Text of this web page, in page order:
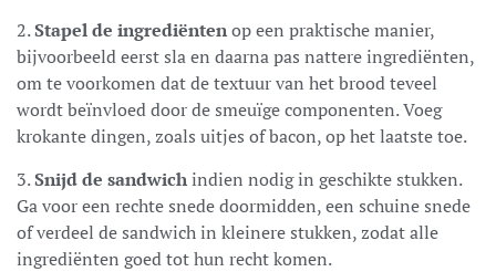
2.Stapel de ingrediëntenop een praktische manier,
bijvoorbeeld eerst sla en daarna pas nattere ingrediënten,
om te voorkomen dat de textuur van het brood teveel
wordt beïnvloed door de smeuïge componenten. Voeg
krokante dingen, zoals uitjes of bacon, op het laatste toe.
3.Snijd de sandwichindien nodig in geschikte stukken.
Ga voor een rechte snede doormidden, een schuine snede
of verdeel de sandwich in kleinere stukken, zodat alle
ingrediënten goed tot hun recht komen.